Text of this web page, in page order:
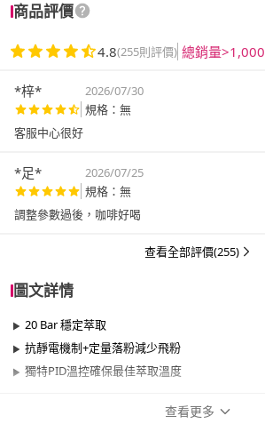
商品評價
4.8(255則評價) 總銷量>1,000
*梓* 2026/07/30
規格：無
客服中心很好
*足* 2026/07/25
規格：無
調整參數過後，咖啡好喝
查看全部評價(255)
圖文詳情
20 Bar 穩定萃取
抗靜電機制+定量落粉減少飛粉
獨特PID溫控確保最佳萃取溫度
查看更多